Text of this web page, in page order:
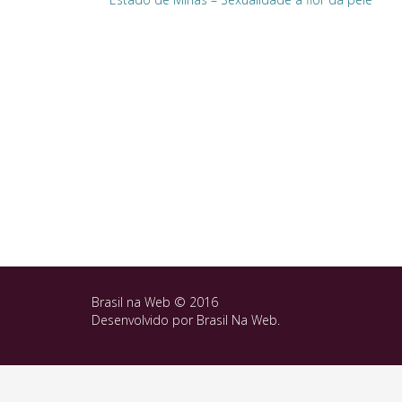
Brasil na Web © 2016
Desenvolvido por Brasil Na Web.